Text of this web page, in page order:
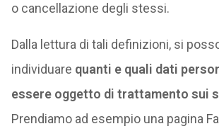
o cancellazione degli stessi.
Dalla lettura di tali definizioni, si
individuare quanti e quali dati
essere oggetto di trattamento sui
Prendiamo ad esempio una pagina